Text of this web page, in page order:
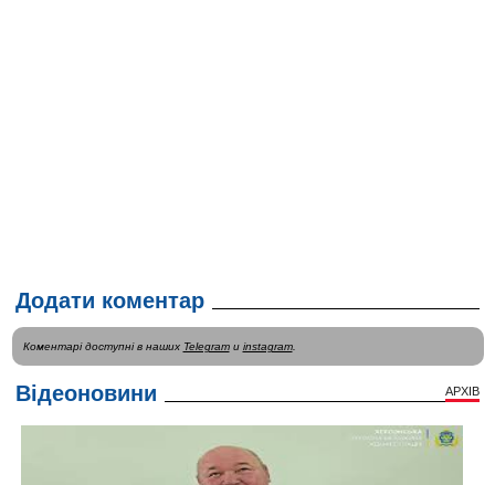
Додати коментар
Коментарі доступні в наших Telegramи instagram.
Відеоновини АРХІВ